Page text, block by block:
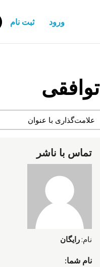
ورود ثبت نام
توافقی
تماس با ناشر
نام: رایگان
نام شما: